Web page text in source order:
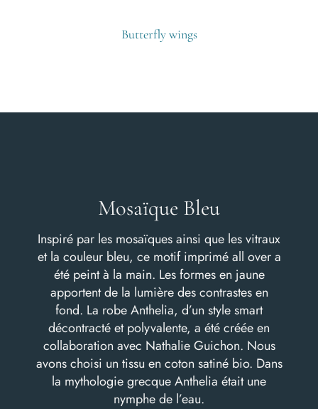
Butterfly wings
Mosaïque Bleu
Inspiré par les mosaïques ainsi que les vitraux
et la couleur bleu, ce motif imprimé all over a
été peint à la main. Les formes en jaune
apportent de la lumière des contrastes en
fond. La robe Anthelia, d’un style smart
décontracté et polyvalente, a été créée en
collaboration avec Nathalie Guichon. Nous
avons choisi un tissu en coton satiné bio. Dans
la mythologie grecque Anthelia était une
nymphe de l’eau.